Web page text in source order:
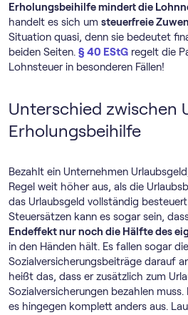
Erholungsbeihilfe mindert die
handelt es sich um steuerfreie
Situation quasi, denn sie bedeutet
beiden Seiten. § 40 EStG regelt die
Lohnsteuer in besonderen Fällen!
Unterschied zwischen
Erholungsbeihilfe
Bezahlt ein Unternehmen
Regel weit höher aus, als die
das Urlaubsgeld vollständig
Steuersätzen kann es sogar sein,
Endeffekt nur noch die Hälfte des
in den Händen hält. Es fallen sogar
Sozialversicherungsbeiträge darauf
heißt das, dass er zusätzlich zum
Sozialversicherungen bezahlen
es hingegen komplett anders aus.